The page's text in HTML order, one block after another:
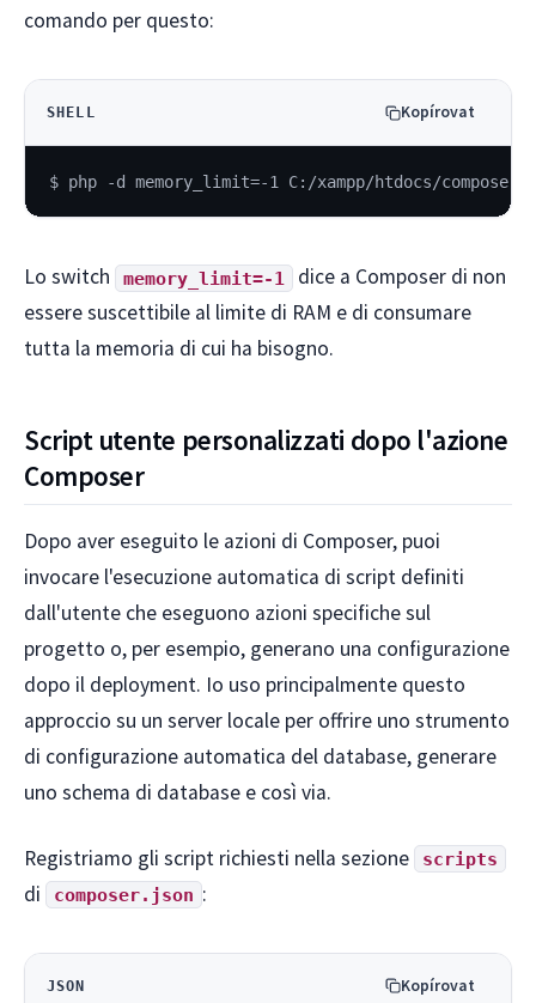
comando per questo:
SHELL Kopírovat
$ php -d memory_limit=-1 C:/xampp/htdocs/
Lo switch memory_limit=-1
dice a Composer di non
essere suscettibile al limite di RAM e di consumare
tutta la memoria di cui ha bisogno.
Script utente personalizzati dopo l'azione
Composer
Dopo aver eseguito le azioni di Composer, puoi
invocare l'esecuzione automatica di script definiti
dall'utente che eseguono azioni specifiche sul
progetto o, per esempio, generano una configurazione
dopo il deployment. Io uso principalmente questo
approccio su un server locale per offrire uno strumento
di configurazione automatica del database, generare
uno schema di database e così via.
Registriamo gli script richiesti nella sezione scripts
di composer.json :
JSON Kopírovat